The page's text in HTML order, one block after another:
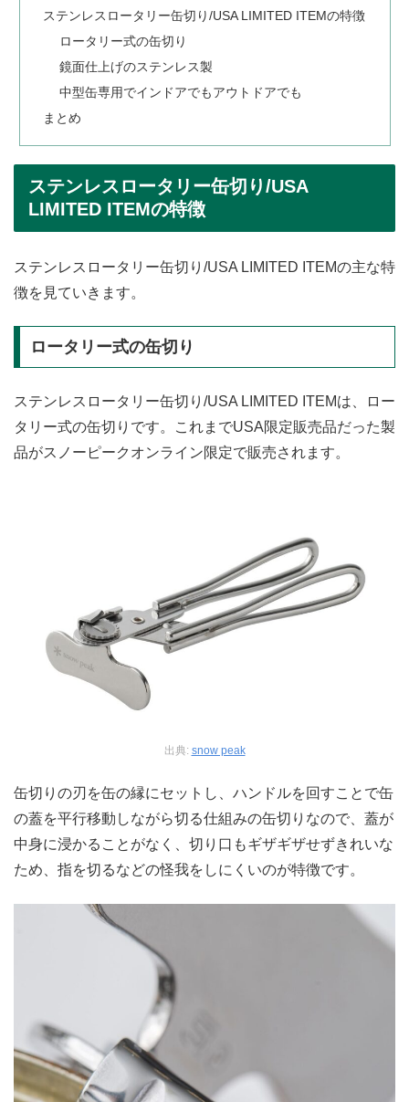
ステンレスロータリー缶切り/USA LIMITED ITEMの特徴
ロータリー式の缶切り
鏡面仕上げのステンレス製
中型缶専用でインドアでもアウトドアでも
まとめ
ステンレスロータリー缶切り/USA
LIMITED ITEMの特徴
ステンレスロータリー缶切り/USA LIMITED ITEMの主な特
徴を見ていきます。
ロータリー式の缶切り
ステンレスロータリー缶切り/USA LIMITED ITEMは、ロー
タリー式の缶切りです。これまでUSA限定販売品だった製
品がスノーピークオンライン限定で販売されます。
出典: snow peak
缶切りの刃を缶の縁にセットし、ハンドルを回すことで缶
の蓋を平行移動しながら切る仕組みの缶切りなので、蓋が
中身に浸かることがなく、切り口もギザギザせずきれいな
ため、指を切るなどの怪我をしにくいのが特徴です。